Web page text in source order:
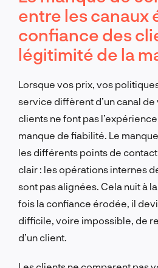
entre les canaux
confiance des
légitimité de la
Lorsque vos prix, vos
service diffèrent d’un canal de
clients ne font pas
manque de fiabilité. Le
les différents points de
clair : les opérations internes
sont pas alignées. Cela nuit à
fois la confiance érodée, il
difficile, voire impossible, de
d’un client.